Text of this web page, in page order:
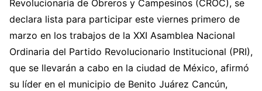
Revolucionaria de Obreros y Campesinos (CROC), se
declara lista para participar este viernes primero de
marzo en los trabajos de la XXI Asamblea Nacional
Ordinaria del Partido Revolucionario Institucional (PRI),
que se llevarán a cabo en la ciudad de México, afirmó
su líder en el municipio de Benito Juárez Cancún,